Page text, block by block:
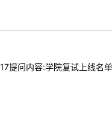
问内容:学院复试上线名